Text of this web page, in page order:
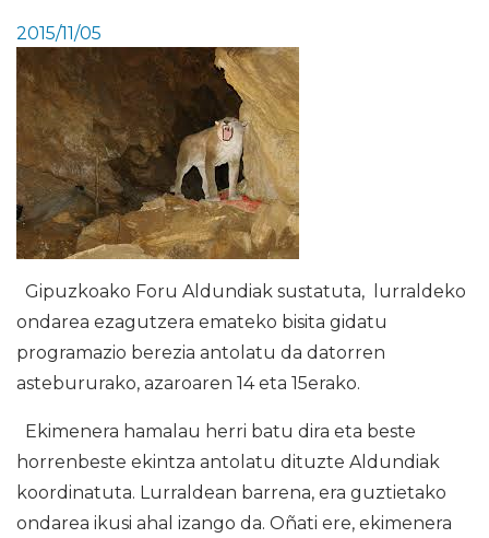
2015/11/05
Gipuzkoako Foru Aldundiak sustatuta, lurraldeko
ondarea ezagutzera emateko bisita gidatu
programazio berezia antolatu da datorren
astebururako, azaroaren 14 eta 15erako.
Ekimenera hamalau herri batu dira eta beste
horrenbeste ekintza antolatu dituzte Aldundiak
koordinatuta. Lurraldean barrena, era guztietako
ondarea ikusi ahal izango da. Oñati ere, ekimenera